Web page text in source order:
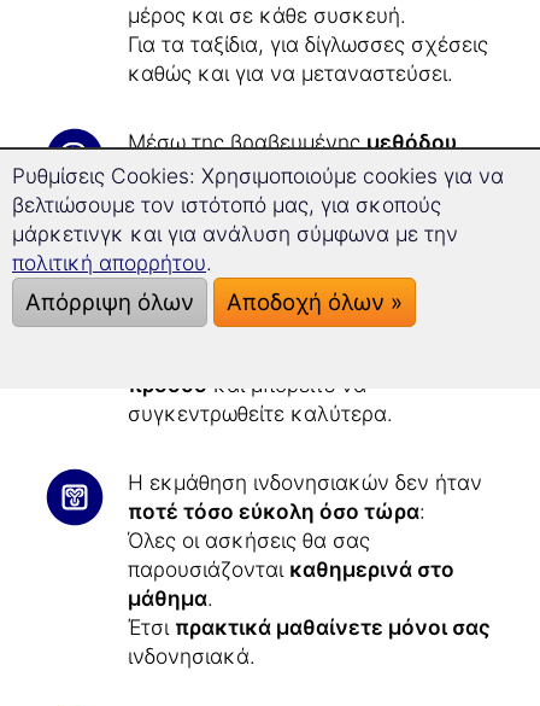
μέρος και σε κάθε συσκευή.
Για τα ταξίδια, για δίγλωσσες σχέσεις
καθώς και για να μεταναστεύσει.
Μέσω της βραβευμένηςμεθόδου
εκμάθησης μακροχρόνιας μνήμης
δε θα ξεχάσετεποτέ ξανάτα
ινδονησιακά.
Χάρη στηντεχνολογία της
Superlearningμπορείτε να
πρόοδο και μπορείτε να
συγκεντρωθείτε καλύτερα.
Η εκμάθηση ινδονησιακών δεν ήταν
ποτέ τόσο εύκολη όσο τώρα:
Όλες οι ασκήσεις θα σας
παρουσιάζονται καθημερινά στο
μάθημα.
Έτσι πρακτικά μαθαίνετε μόνοι σας
ινδονησιακά.
Ρυθμίσεις Cookies: Χρησιμοποιούμε cookies για να
βελτιώσουμε τον ιστότοπό μας, για σκοπούς
μάρκετινγκ και για ανάλυση σύμφωνα με την
πολιτική απορρήτου.
Απόρριψη όλων Αποδοχή όλων »